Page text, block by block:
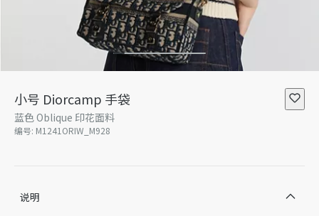
小号 Diorcamp 手袋
蓝色 Oblique 印花面料
编号: M1241ORIW_M928
说明